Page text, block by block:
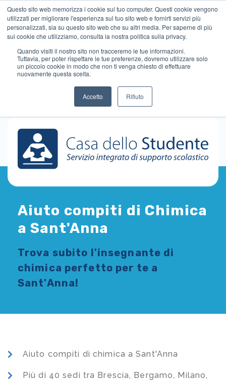
Questo sito web memorizza i cookie sul tuo computer. Questi cookie vengono
utilizzati per migliorare l'esperienza sul tuo sito web e fornirti servizi più
personalizzati, sia su questo sito web che su altri media. Per saperne di più
sui cookie che utilizziamo, consulta la nostra politica sulla privacy.
Quando visiti il ​​nostro sito non tracceremo le tue informazioni.
Tuttavia, per poter rispettare le tue preferenze, dovremo utilizzare solo
un piccolo cookie in modo che non ti venga chiesto di effettuare
nuovamente questa scelta.
Accetto Rifiuto
Aiuto compiti di Chimica
a Sant'Anna
Trova subito l'insegnante di
chimica perfetto per te a
Sant'Anna!
Aiuto compiti di chimica a Sant'Anna
Più di 40 sedi tra Brescia, Bergamo, Milano,